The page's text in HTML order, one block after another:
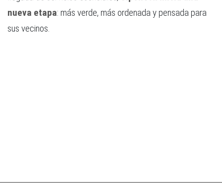
nueva etapa: más verde, más ordenada y pensada para
sus vecinos.